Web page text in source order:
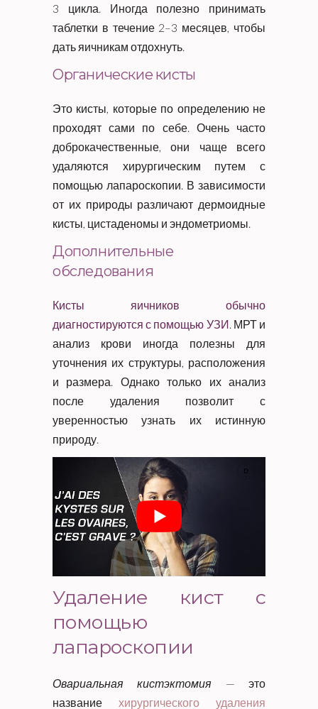
3 цикла. Иногда полезно принимать
таблетки в течение 2–3 месяцев, чтобы
дать яичникам отдохнуть.
Органические кисты
Это кисты, которые по определению не
проходят сами по себе. Очень часто
доброкачественные, они чаще всего
удаляются хирургическим путем с
помощью лапароскопии. В зависимости
от их природы различают дермоидные
кисты, цистаденомы и эндометриомы.
Дополнительные
обследования
Кисты яичников обычно
диагностируются с помощью УЗИ . МРТ и
анализ крови иногда полезны для
уточнения их структуры, расположения
и размера. Однако только их анализ
после удаления позволит с
уверенностью узнать их истинную
природу.
Удаление кист с
помощью
лапароскопии
Овариальная кистэктомия — это
название хирургического удаления